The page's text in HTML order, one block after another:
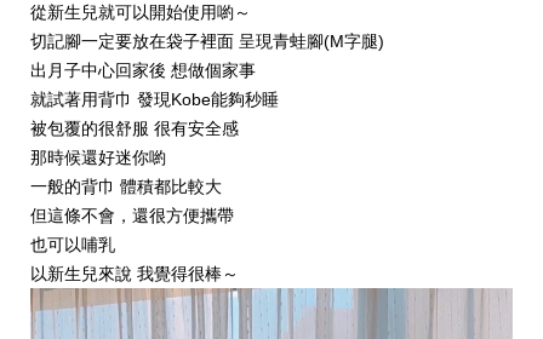
從新生兒就可以開始使用喲～
切記腳一定要放在袋子裡面 呈現青蛙腳(M字腿)
出月子中心回家後 想做個家事
就試著用背巾 發現Kobe能夠秒睡
被包覆的很舒服 很有安全感
那時候還好迷你喲
一般的背巾 體積都比較大
但這條不會，還很方便攜帶
也可以哺乳
以新生兒來說 我覺得很棒～